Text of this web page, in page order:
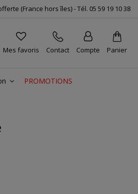
(France hors îles) -Tél. 05 59 19 10 38
Mes favoris Contact Compte Panier
PROMOTIONS